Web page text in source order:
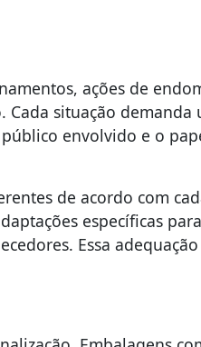
ações de
Cada situação demanda
envolvido e o
de acordo com
específicas
Essa